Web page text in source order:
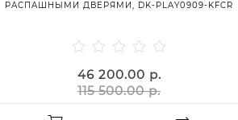
РАСПАШНЫМИ ДВЕРЯМИ, DK-PLAY0909-KFCR
46 200.00 р.
115 500.00 р.